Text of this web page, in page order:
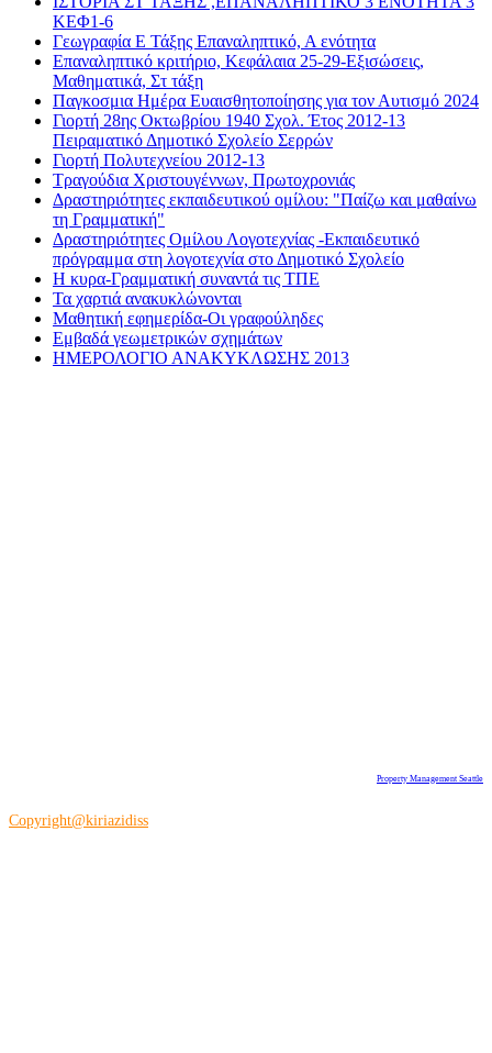
ΚΕΦ1-6
Γεωγραφία Ε Τάξης Επαναληπτικό, Α ενότητα
Επαναληπτικό κριτήριο, Κεφάλαια 25-29-Εξισώσεις,
Μαθηματικά, Στ τάξη
Παγκοσμια Ημέρα Ευαισθητοποίησης για τον Αυτισμό 2024
Γιορτή 28ης Οκτωβρίου 1940 Σχολ. Έτος 2012-13
Πειραματικό Δημοτικό Σχολείο Σερρών
Γιορτή Πολυτεχνείου 2012-13
Τραγούδια Χριστουγέννων, Πρωτοχρονιάς
Δραστηριότητες εκπαιδευτικού ομίλου: "Παίζω και μαθαίνω
τη Γραμματική"
Δραστηριότητες Ομίλου Λογοτεχνίας -Εκπαιδευτικό
πρόγραμμα στη λογοτεχνία στο Δημοτικό Σχολείο
Η κυρα-Γραμματική συναντά τις ΤΠΕ
Τα χαρτιά ανακυκλώνονται
Μαθητική εφημερίδα-Οι γραφούληδες
Εμβαδά γεωμετρικών σχημάτων
ΗΜΕΡΟΛΟΓΙΟ ΑΝΑΚΥΚΛΩΣΗΣ 2013
Property Management Seattle
Copyright@kiriazidiss